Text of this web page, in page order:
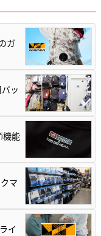
ガ
ッ
機能
マ
イ